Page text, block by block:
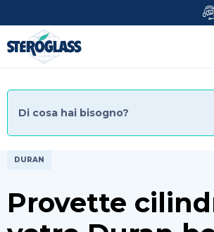
al
contenuto
principale
DURAN
Provette